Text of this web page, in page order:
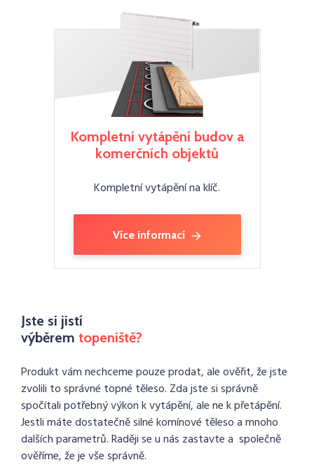
Kompletní vytápění budov a
komerčních objektů
Kompletní vytápění na klíč.
Více informací
Jste si jistí
výběrem topeniště?
Produkt vám nechceme pouze prodat, ale ověřit, že jste
zvolili to správné topné těleso. Zda jste si správně
spočítali potřebný výkon k vytápění, ale ne k přetápění.
Jestli máte dostatečně silné komínové těleso a mnoho
dalších parametrů. Raději se u nás zastavte a společně
ověříme, že je vše správně.